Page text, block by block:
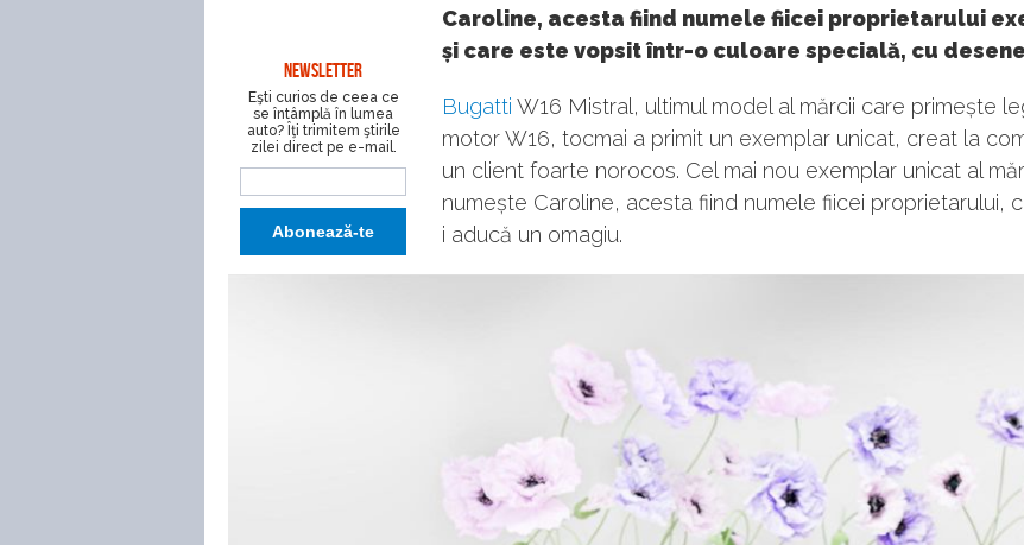
NEWSLETTER
Eşti curios de ceea ce
se întâmplă în lumea
auto? Îţi trimitem ştirile
zilei direct pe e-mail.
Caroline, acesta fiind numele fiicei proprietarului
și care este vopsit într-o culoare specială, cu
Bugatti W16 Mistral, ultimul model al mărcii care primește
motor W16, tocmai a primit un exemplar unicat, creat la
un client foarte norocos. Cel mai nou exemplar unicat al
numește Caroline, acesta fiind numele fiicei proprietarului,
i aducă un omagiu.